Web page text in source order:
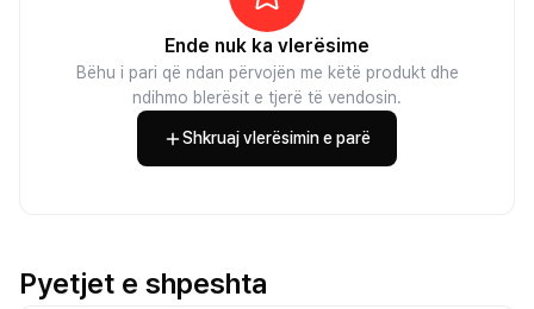
Ende nuk ka vlerësime
Bëhu i pari që ndan përvojën me këtë produkt dhe
ndihmo blerësit e tjerë të vendosin.
Shkruaj vlerësimin e parë
Pyetjet e shpeshta